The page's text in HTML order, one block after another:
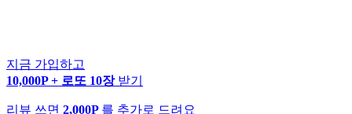
지금 가입하고
10,000P + 로또 10장 받기
리뷰 쓰면 2,000P 를 추가로 드려요